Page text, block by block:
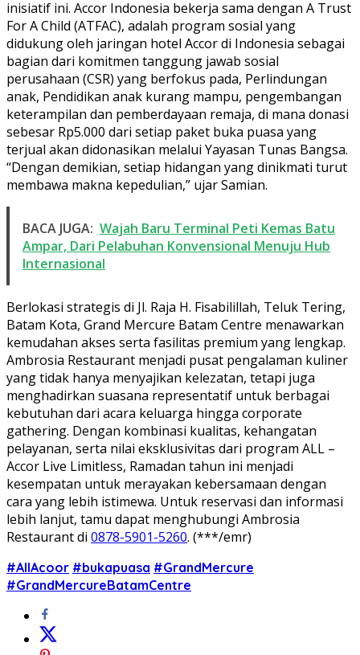
inisiatif ini. Accor Indonesia bekerja sama dengan A Trust
For A Child (ATFAC), adalah program sosial yang
didukung oleh jaringan hotel Accor di Indonesia sebagai
bagian dari komitmen tanggung jawab sosial
perusahaan (CSR) yang berfokus pada, Perlindungan
anak, Pendidikan anak kurang mampu, pengembangan
keterampilan dan pemberdayaan remaja, di mana donasi
sebesar Rp5.000 dari setiap paket buka puasa yang
terjual akan didonasikan melalui Yayasan Tunas Bangsa.
“Dengan demikian, setiap hidangan yang dinikmati turut
membawa makna kepedulian,” ujar Samian.
BACA JUGA: Wajah Baru Terminal Peti Kemas Batu
Ampar, Dari Pelabuhan Konvensional Menuju Hub
Internasional
Berlokasi strategis di Jl. Raja H. Fisabilillah, Teluk Tering,
Batam Kota, Grand Mercure Batam Centre menawarkan
kemudahan akses serta fasilitas premium yang lengkap.
Ambrosia Restaurant menjadi pusat pengalaman kuliner
yang tidak hanya menyajikan kelezatan, tetapi juga
menghadirkan suasana representatif untuk berbagai
kebutuhan dari acara keluarga hingga corporate
gathering. Dengan kombinasi kualitas, kehangatan
pelayanan, serta nilai eksklusivitas dari program ALL –
Accor Live Limitless, Ramadan tahun ini menjadi
kesempatan untuk merayakan kebersamaan dengan
cara yang lebih istimewa. Untuk reservasi dan informasi
lebih lanjut, tamu dapat menghubungi Ambrosia
Restaurant di 0878-5901-5260. (***/emr)
#AllAcoor #bukapuasa #GrandMercure
#GrandMercureBatamCentre